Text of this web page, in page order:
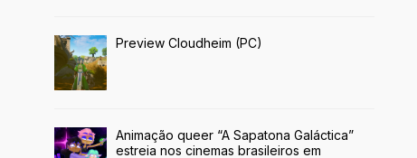
Preview Cloudheim (PC)
Animação queer “A Sapatona Galáctica”
estreia nos cinemas brasileiros em